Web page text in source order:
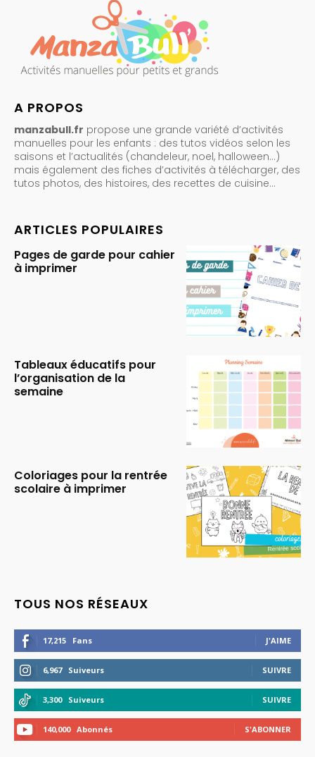
A PROPOS
manzabull.fr propose une grande variété d’activités
manuelles pour les enfants : des tutos vidéos selon les
saisons et l’actualités (chandeleur, noel, halloween…)
mais également des fiches d’activités à télécharger, des
tutos photos, des histoires, des recettes de cuisine…
ARTICLES POPULAIRES
Pages de garde pour cahier
à imprimer
Tableaux éducatifs pour
l’organisation de la
semaine
Coloriages pour la rentrée
scolaire à imprimer
TOUS NOS RÉSEAUX
17,215 Fans J'AIME
6,967 Suiveurs SUIVRE
3,300 Suiveurs SUIVRE
140,000 Abonnés S'ABONNER